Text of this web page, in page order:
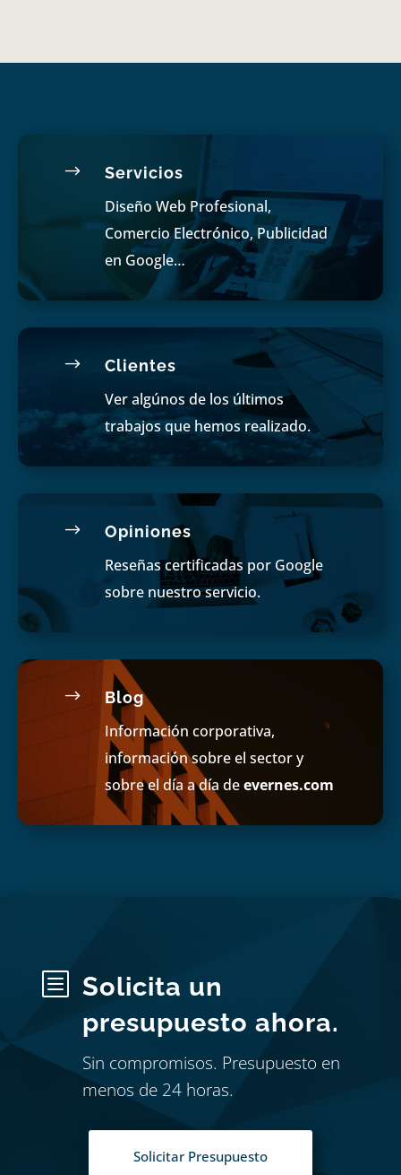
$ Servicios
Diseño Web Profesional,
Comercio Electrónico, Publicidad
en Google…
$ Clientes
Ver algúnos de los últimos
trabajos que hemos realizado.
$ Opiniones
Reseñas certificadas por Google
sobre nuestro servicio.
$ Blog
Información corporativa,
información sobre el sector y
sobre el día a día deevernes.com
b
Solicita un
presupuesto ahora.
Sin compromisos. Presupuesto en
menos de 24 horas.
Solicitar Presupuesto